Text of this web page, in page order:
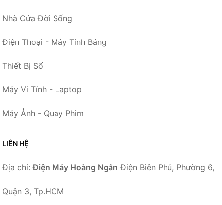
Nhà Cửa Đời Sống
Điện Thoại - Máy Tính Bảng
Thiết Bị Số
Máy Vi Tính - Laptop
Máy Ảnh - Quay Phim
LIÊN HỆ
Địa chỉ:Điện Máy Hoàng Ngân Điện Biên Phủ, Phường 6,
Quận 3, Tp.HCM